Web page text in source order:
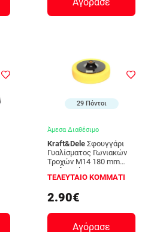
29 Πόντοι
Άμεσα Διαθέσιμο
Kraft&Dele
Γυαλίσματος Γωνιακών
Τροχών Μ14 180 mm
Kraft&Dele KD-1598
ΤΕΛΕΥΤΑΙΟ ΚΟΜΜΑΤΙ
2.90€
Αγόρασε